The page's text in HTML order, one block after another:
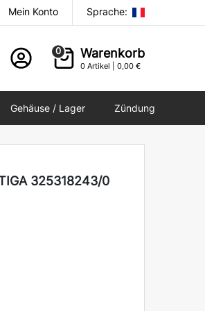
Mein Konto Sprache:
0 Warenkorb
0 Artikel | 0,00 €
Gehäuse / Lager Zündung
325318243/0